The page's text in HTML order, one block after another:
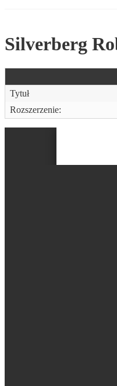
Silverberg
Tytuł
Rozszerzenie: